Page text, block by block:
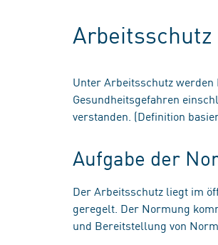
Unter Arbeitsschutz
Gesundheitsgefahren
verstanden. (Definition
Aufgabe der
Der Arbeitsschutz liegt im
geregelt. Der Normung
und Bereitstellung von